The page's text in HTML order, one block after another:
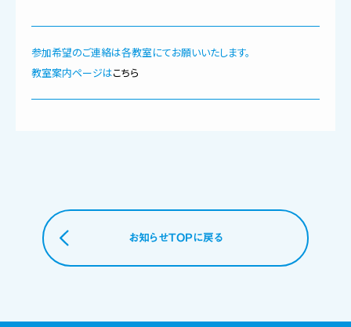
参加希望のご連絡は各教室にてお願いいたします。
教室案内ページはこちら
お知らせTOPに戻る